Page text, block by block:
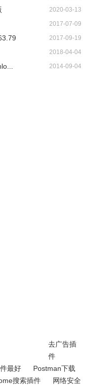
2020-03-13
2017-07-09
2017-09-19
2018-04-04
2014-09-04
去广告插
件
最好
Postman下载
搜索插件
网络安全